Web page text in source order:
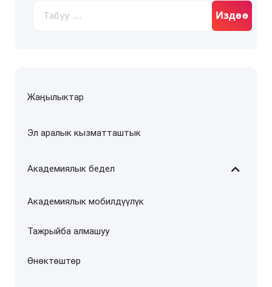
Жаңылыктар
Эл аралык кызматташтык
Академиялык бедел
Академиялык мобилдүүлүк
Тажрыйба алмашуу
Өнөктөштөр